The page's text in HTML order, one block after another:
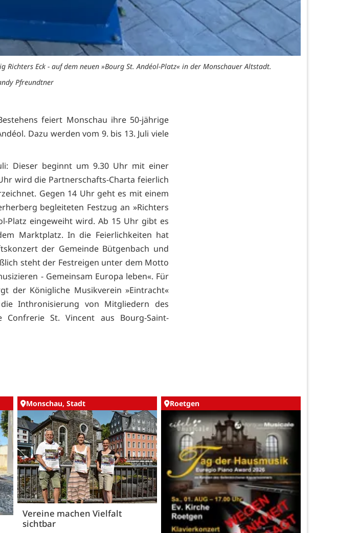
Eck - auf dem neuen »Bourg St. Andéol-Platz« in der Monschauer Altstadt.
Pfreundtner
feiert Monschau ihre 50-jährige
Dazu werden vom 9. bis 13. Juli viele
Dieser beginnt um 9.30 Uhr mit einer
wird die Partnerschafts-Charta feierlich
Gegen 14 Uhr geht es mit einem
begleiteten Festzug an »Richters
Platz eingeweiht wird. Ab 15 Uhr gibt es
Marktplatz. In die Feierlichkeiten hat
der Gemeinde Bütgenbach und
steht der Festreigen unter dem Motto
- Gemeinsam Europa leben«. Für
der Königliche Musikverein »Eintracht«
Inthronisierung von Mitgliedern des
Confrerie St. Vincent aus Bourg-Saint-
Monschau, Stadt
Vereine machen Vielfalt
sichtbar
Roetgen